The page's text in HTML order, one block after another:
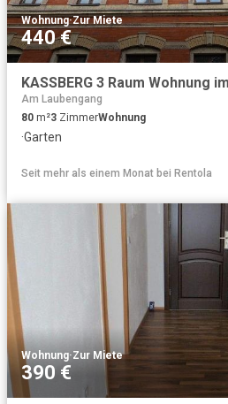
Wohnung·Zur Miete
440 €
Am Laubengang
80 m²3 ZimmerWohnung
·Garten
Seit mehr als einem Monat bei Rentola
Wohnung·Zur Miete
390 €